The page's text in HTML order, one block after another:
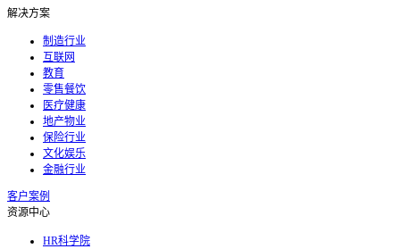
解决方案
制造行业
互联网
教育
零售餐饮
医疗健康
地产物业
保险行业
文化娱乐
金融行业
客户案例
资源中心
HR科学院